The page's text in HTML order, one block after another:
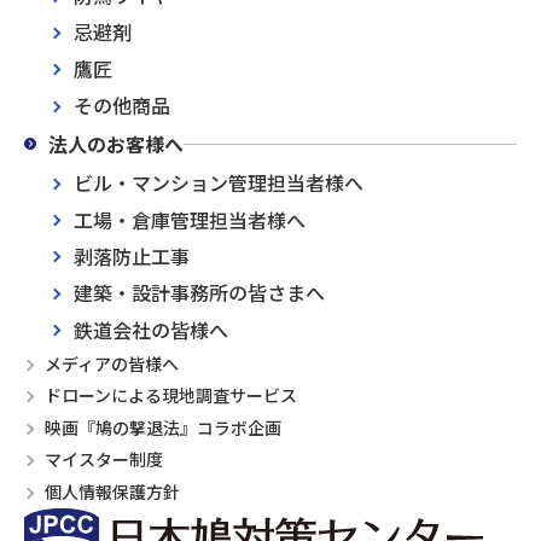
忌避剤
鷹匠
その他商品
法人のお客様へ
ビル・マンション管理担当者様へ
工場・倉庫管理担当者様へ
剥落防止工事
建築・設計事務所の皆さまへ
鉄道会社の皆様へ
メディアの皆様へ
ドローンによる現地調査サービス
映画『鳩の撃退法』コラボ企画
マイスター制度
個人情報保護方針